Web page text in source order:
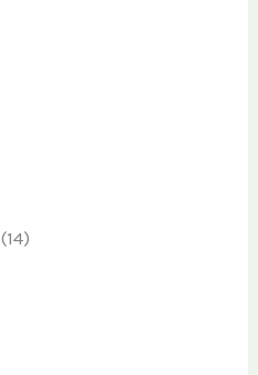
(14)